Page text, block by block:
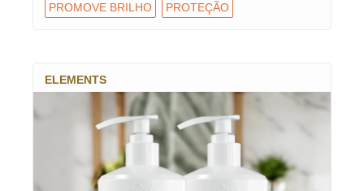
PROMOVE BRILHO PROTEÇÃO
ELEMENTS